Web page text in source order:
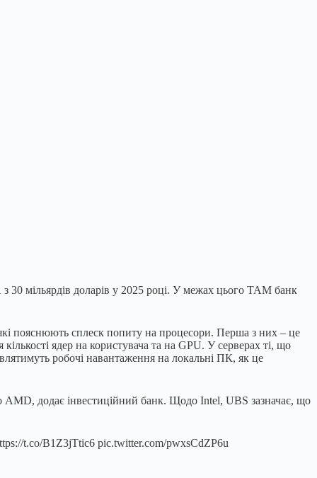
30 мільярдів доларів у 2025 році. У межах цього TAM банк
пояснюють сплеск попиту на процесори. Перша з них – це
ядер на користувача та на GPU. У серверах ті, що
робочі навантаження на локальні ПК, як це
AMD, додає інвестиційний банк. Щодо Intel, UBS зазначає, що
t.co/B1Z3jTtic6 pic.twitter.com/pwxsCdZP6u